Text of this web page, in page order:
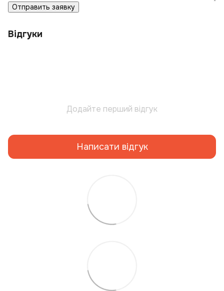
Отправить заявку
Відгуки
Додайте перший відгук
Написати відгук